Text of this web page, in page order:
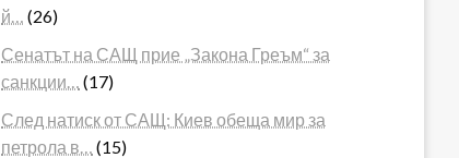
й…
(26)
Сенатът на САЩ прие „Закона Греъм“ за
санкции…
(17)
След натиск от САЩ: Киев обеща мир за
петрола в…
(15)